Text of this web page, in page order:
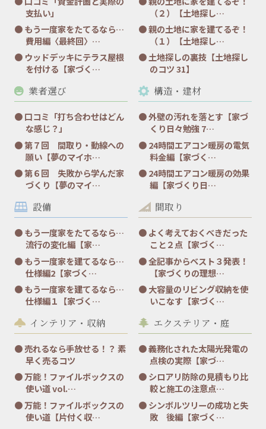
支払い」
もう一度家をたてるなら…
費用編〈最終回〉…
ウッドデッキにテラス屋根
を付ける【家づく…
（２）【土地探し…
親の土地に家を建てるぞ！
（１）【土地探し…
土地探しの裏技【土地探し
のコツ 31】
業者選び
口コミ「打ち合わせはどん
な感じ？」
第７回 間取り・動線への
願い【夢のマイホ…
第６回 失敗から学んだ家
づくり【夢のマイ…
構造・建材
外壁の汚れを落とす【家づ
くり日々勉強 7…
24時間エアコン暖房の電気
料金編【家づく…
24時間エアコン暖房の効果
編【家づくり日…
設備
もう一度家をたてるなら…
流行の変化編【家…
もう一度家を建てるなら…
仕様編2【家づく…
もう一度家を建てるなら…
仕様編１【家づく…
間取り
よく考えておくべきだった
こと２点【家づく…
全記事からベスト３発表！
【家づくりの理想…
大容量のリビング収納を使
いこなす【家づく…
インテリア・収納
売れるなら手放せる！？ 素
早く売るコツ
万能！ファイルボックスの
使い道 vol.…
万能！ファイルボックスの
使い道【片付く収…
エクステリア・庭
義務化された太陽光発電の
点検の実際【家づ…
シロアリ防除の見積もり比
較と施工の注意点…
シンボルツリーの成功と失
敗 後編【家づく…